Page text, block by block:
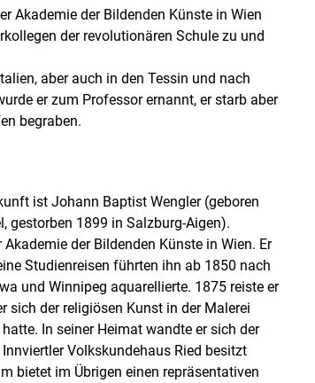
Akademie der Bildenden Künste in Wien
der revolutionären Schule zu und
aber auch in den Tessin und nach
er zum Professor ernannt, er starb aber
begraben.
ist Johann Baptist Wengler (geboren
gestorben 1899 in Salzburg-Aigen).
der Bildenden Künste in Wien. Er
Studienreisen führten ihn ab 1850 nach
und Winnipeg aquarellierte. 1875 reiste er
sich der religiösen Kunst in der Malerei
In seiner Heimat wandte er sich der
Volkskundehaus Ried besitzt
bietet im Übrigen einen repräsentativen